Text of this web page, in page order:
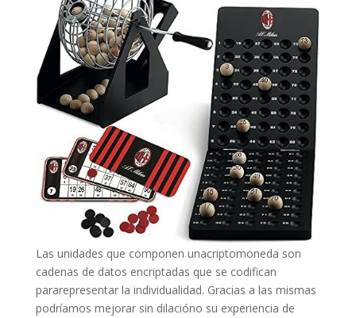
Las unidades que componen unacriptomoneda son
cadenas de datos encriptadas que se codifican
pararepresentar la individualidad. Gracias a las mismas
podrí­amos mejorar sin dilacióno su experiencia de